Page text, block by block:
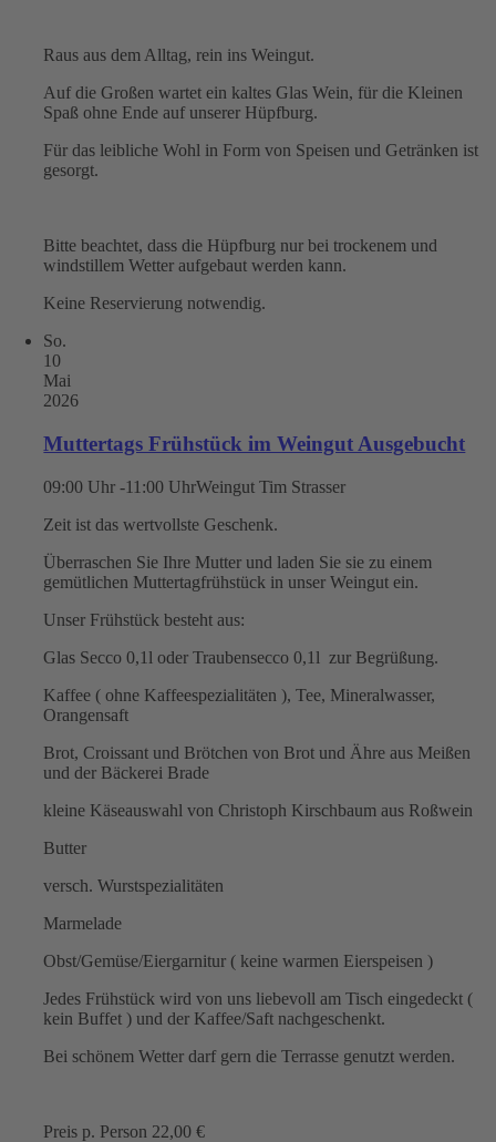
Raus aus dem Alltag, rein ins Weingut.
Auf die Großen wartet ein kaltes Glas Wein, für die Kleinen
Spaß ohne Ende auf unserer Hüpfburg.
Für das leibliche Wohl in Form von Speisen und Getränken ist
gesorgt.
Bitte beachtet, dass die Hüpfburg nur bei trockenem und
windstillem Wetter aufgebaut werden kann.
Keine Reservierung notwendig.
So.
10
Mai
2026
Muttertags Frühstück im Weingut Ausgebucht
09:00 Uhr -11:00 UhrWeingut Tim Strasser
Zeit ist das wertvollste Geschenk.
Überraschen Sie Ihre Mutter und laden Sie sie zu einem
gemütlichen Muttertagfrühstück in unser Weingut ein.
Unser Frühstück besteht aus:
Glas Secco 0,1l oder Traubensecco 0,1l zur Begrüßung.
Kaffee ( ohne Kaffeespezialitäten ), Tee, Mineralwasser,
Orangensaft
Brot, Croissant und Brötchen von Brot und Ähre aus Meißen
und der Bäckerei Brade
kleine Käseauswahl von Christoph Kirschbaum aus Roßwein
Butter
versch. Wurstspezialitäten
Marmelade
Obst/Gemüse/Eiergarnitur ( keine warmen Eierspeisen )
Jedes Frühstück wird von uns liebevoll am Tisch eingedeckt (
kein Buffet ) und der Kaffee/Saft nachgeschenkt.
Bei schönem Wetter darf gern die Terrasse genutzt werden.
Preis p. Person 22,00 €